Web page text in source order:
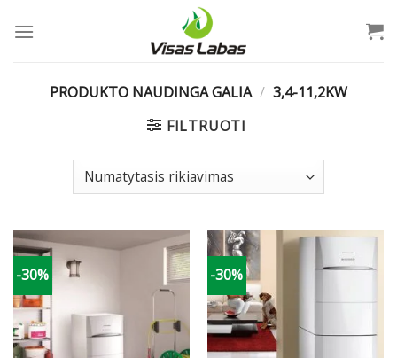
PRODUKTO NAUDINGA GALIA / 3,4-11,2KW
FILTRUOTI
-30% -30%